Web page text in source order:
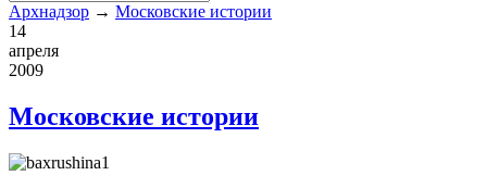
Архнадзор → Московские истории
14
апреля
2009
Московские истории